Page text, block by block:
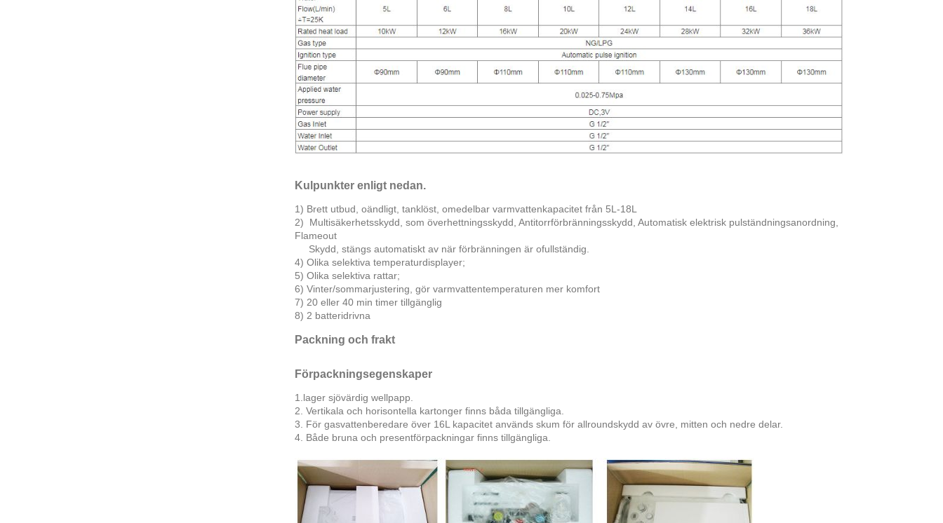
Kulpunkter enligt nedan.
1) Brett utbud, oändligt, tanklöst, omedelbar varmvattenkapacitet från 5L-18L
2) Multisäkerhetsskydd, som överhettningsskydd, Antitorrförbränningsskydd, Automatisk elektrisk pulständningsanordning,
Flameout
Skydd, stängs automatiskt av när förbränningen är ofullständig.
4) Olika selektiva temperaturdisplayer;
5) Olika selektiva rattar;
6) Vinter/sommarjustering, gör varmvattentemperaturen mer komfort
7) 20 eller 40 min timer tillgänglig
8) 2 batteridrivna
Packning och frakt
Förpackningsegenskaper
1.lager sjövärdig wellpapp.
2. Vertikala och horisontella kartonger finns båda tillgängliga.
3. För gasvattenberedare över 16L kapacitet används skum för allroundskydd av övre, mitten och nedre delar.
4. Både bruna och presentförpackningar finns tillgängliga.